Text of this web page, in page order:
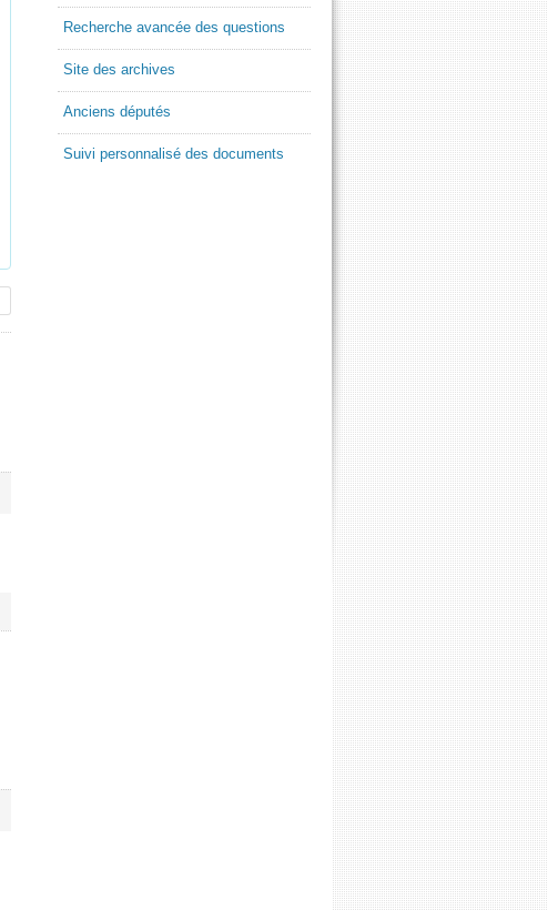
Recherche avancée des questions
Site des archives
Anciens députés
Suivi personnalisé des documents